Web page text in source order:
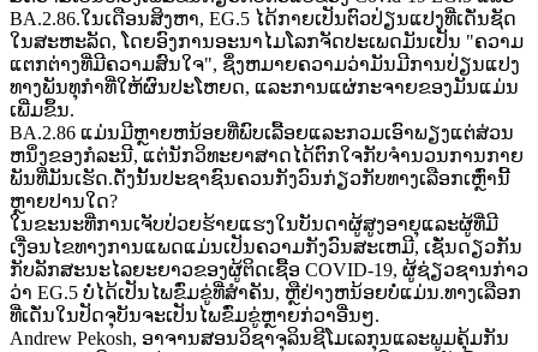
BA.2.86.ໃນເດືອນສິງຫາ, EG.5 ໄດ້ກາຍເປັນຕົວປ່ຽນແປງທີ່ເດັ່ນຊັດ
ໃນສະຫະລັດ, ໂດຍອົງການອະນາໄມໂລກຈັດປະເພດມັນເປັນ "ຄວາມ
ແຕກຕ່າງທີ່ມີຄວາມສົນໃຈ", ຊຶ່ງຫມາຍຄວາມວ່າມັນມີການປ່ຽນແປງ
ທາງພັນທຸກໍາທີ່ໃຫ້ຜົນປະໂຫຍດ, ແລະການແຜ່ກະຈາຍຂອງມັນແມ່ນ
ເພີ່ມຂຶ້ນ.
BA.2.86 ແມ່ນມີຫຼາຍຫນ້ອຍທີ່ພົບເລື້ອຍແລະກວມເອົາພຽງແຕ່ສ່ວນ
ຫນຶ່ງຂອງກໍລະນີ, ແຕ່ນັກວິທະຍາສາດໄດ້ຕົກໃຈກັບຈໍານວນການກາຍ
ພັນທີ່ມັນເຮັດ.ດັ່ງນັ້ນປະຊາຊົນຄວນກັງວົນກ່ຽວກັບທາງເລືອກເຫຼົ່ານີ້
ຫຼາຍປານໃດ?
ໃນຂະນະທີ່ການເຈັບປ່ວຍຮ້າຍແຮງໃນບັນດາຜູ້ສູງອາຍຸແລະຜູ້ທີ່ມີ
ເງື່ອນໄຂທາງການແພດແມ່ນເປັນຄວາມກັງວົນສະເຫມີ, ເຊັ່ນດຽວກັນ
ກັບລັກສະນະໄລຍະຍາວຂອງຜູ້ຕິດເຊື້ອ COVID-19, ຜູ້ຊ່ຽວຊານກ່າວ
ວ່າ EG.5 ບໍ່ໄດ້ເປັນໄພຂົ່ມຂູ່ທີ່ສໍາຄັນ, ຫຼືຢ່າງຫນ້ອຍບໍ່ແມ່ນ.ທາງ​ເລືອກ​
ທີ່​ເດັ່ນ​ໃນ​ປັດ​ຈຸ​ບັນ​ຈະ​ເປັນ​ໄພ​ຂົ່ມ​ຂູ່​ຫຼາຍ​ກ​່​ວາ​ອື່ນໆ​.
Andrew Pekosh, ອາຈານສອນວິຊາຈຸລິນຊີໂມເລກຸນແລະພູມຄຸ້ມກັນ